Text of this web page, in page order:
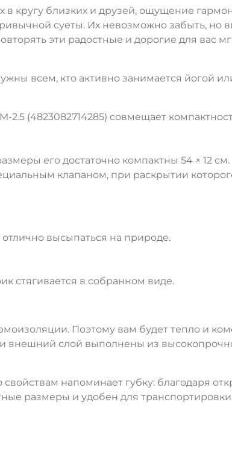
кругу близких и друзей, ощущение
суеты. Их невозможно забыть, но
эти радостные и дорогие для вас
всем, кто активно занимается йогой
(4823082714285) совмещает
его достаточно компактны 54 × 12 см.
клапаном, при раскрытии
высыпаться на природе.
стягивается в собранном виде.
Поэтому вам будет тепло и
внешний слой выполнены из
напоминает губку: благодаря
размеры и удобен для